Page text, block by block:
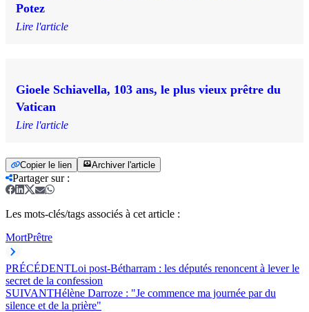
Potez
Lire l'article
Gioele Schiavella, 103 ans, le plus vieux prêtre du
Vatican
Lire l'article
Copier le lien Archiver l'article
Partager sur:
Les mots-clés/tags associés à cet article :
MortPrêtre
PRÉCÉDENTLoi post-Bétharram : les députés renoncent à lever le
secret de la confession
SUIVANTHélène Darroze : "Je commence ma journée par du
silence et de la prière"